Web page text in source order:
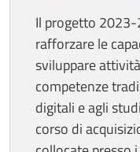
Il progetto 2023-
rafforzare le
sviluppare
competenze
digitali e agli
corso di